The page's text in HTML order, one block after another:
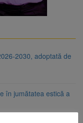
2030, adoptată de
în jumătatea estică a